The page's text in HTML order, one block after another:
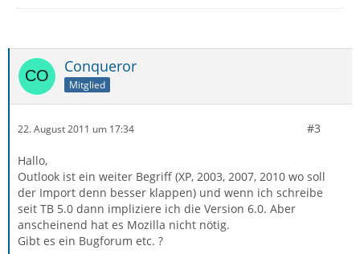
Conqueror
Mitglied
22. August 2011 um 17:34 #3
Hallo,
Outlook ist ein weiter Begriff (XP, 2003, 2007, 2010 wo soll
der Import denn besser klappen) und wenn ich schreibe
seit TB 5.0 dann impliziere ich die Version 6.0. Aber
anscheinend hat es Mozilla nicht nötig.
Gibt es ein Bugforum etc. ?